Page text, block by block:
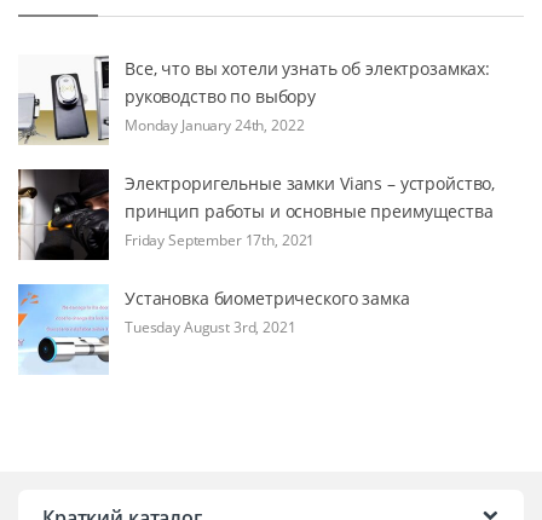
Все, что вы хотели узнать об электрозамках:
руководство по выбору
Monday January 24th, 2022
Электроригельные замки Vians – устройство,
принцип работы и основные преимущества
Friday September 17th, 2021
Установка биометрического замка
Tuesday August 3rd, 2021